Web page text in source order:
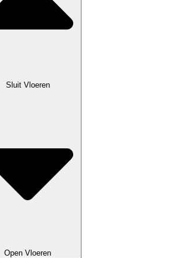
Sluit Vloeren
Open Vloeren